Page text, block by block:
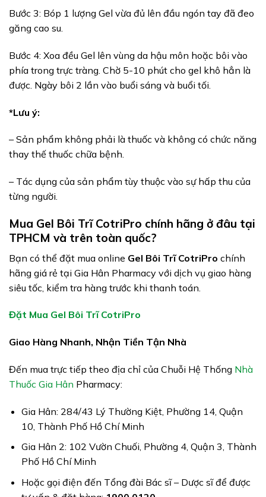
Bước 3: Bóp 1 lượng Gel vừa đủ lên đầu ngón tay đã đeo
găng cao su.
Bước 4: Xoa đều Gel lên vùng da hậu môn hoặc bôi vào
phía trong trực tràng. Chờ 5-10 phút cho gel khô hẳn là
được. Ngày bôi 2 lần vào buổi sáng và buổi tối.
*Lưu ý:
– Sản phẩm không phải là thuốc và không có chức năng
thay thế thuốc chữa bệnh.
– Tác dụng của sản phẩm tùy thuộc vào sự hấp thu của
từng người.
Mua Gel Bôi Trĩ CotriPro chính hãng ở đâu tại
TPHCM và trên toàn quốc?
Bạn có thể đặt mua online Gel Bôi Trĩ CotriPro chính
hãng giá rẻ tại Gia Hân Pharmacy với dịch vụ giao hàng
siêu tốc, kiểm tra hàng trước khi thanh toán.
Đặt Mua Gel Bôi Trĩ CotriPro
Giao Hàng Nhanh, Nhận Tiền Tận Nhà
Đến mua trực tiếp theo địa chỉ của Chuỗi Hệ Thống Nhà
Thuốc Gia Hân Pharmacy:
Gia Hân: 284/43 Lý Thường Kiệt, Phường 14, Quận
10, Thành Phố Hồ Chí Minh
Gia Hân 2: 102 Vườn Chuối, Phường 4, Quận 3, Thành
Phố Hồ Chí Minh
Hoặc gọi điện đến Tổng đài Bác sĩ – Dược sĩ để được